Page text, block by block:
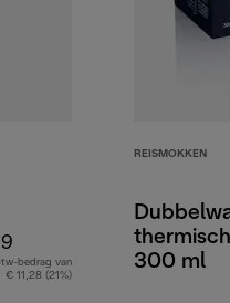
bedrag van
€ 11,28 (21%)
REISMOKKEN
300 ml